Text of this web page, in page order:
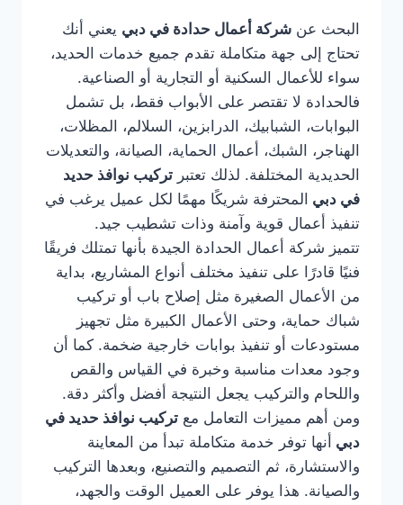
البحث عن شركة أعمال حدادة في دبي يعني أنك
تحتاج إلى جهة متكاملة تقدم جميع خدمات الحديد،
سواء للأعمال السكنية أو التجارية أو الصناعية.
فالحدادة لا تقتصر على الأبواب فقط، بل تشمل
البوابات، الشبابيك، الدرابزين، السلالم، المظلات،
الهناجر، الشبك، أعمال الحماية، الصيانة، والتعديلات
الحديدية المختلفة. لذلك تعتبر تركيب نوافذ حديد
في دبي المحترفة شريكًا مهمًا لكل عميل يرغب في
تنفيذ أعمال قوية وآمنة وذات تشطيب جيد.
تتميز شركة أعمال الحدادة الجيدة بأنها تمتلك فريقًا
فنيًا قادرًا على تنفيذ مختلف أنواع المشاريع، بداية
من الأعمال الصغيرة مثل إصلاح باب أو تركيب
شباك حماية، وحتى الأعمال الكبيرة مثل تجهيز
مستودعات أو تنفيذ بوابات خارجية ضخمة. كما أن
وجود معدات مناسبة وخبرة في القياس والقص
واللحام والتركيب يجعل النتيجة أفضل وأكثر دقة.
ومن أهم مميزات التعامل مع تركيب نوافذ حديد في
دبي أنها توفر خدمة متكاملة تبدأ من المعاينة
والاستشارة، ثم التصميم والتصنيع، وبعدها التركيب
والصيانة. هذا يوفر على العميل الوقت والجهد،